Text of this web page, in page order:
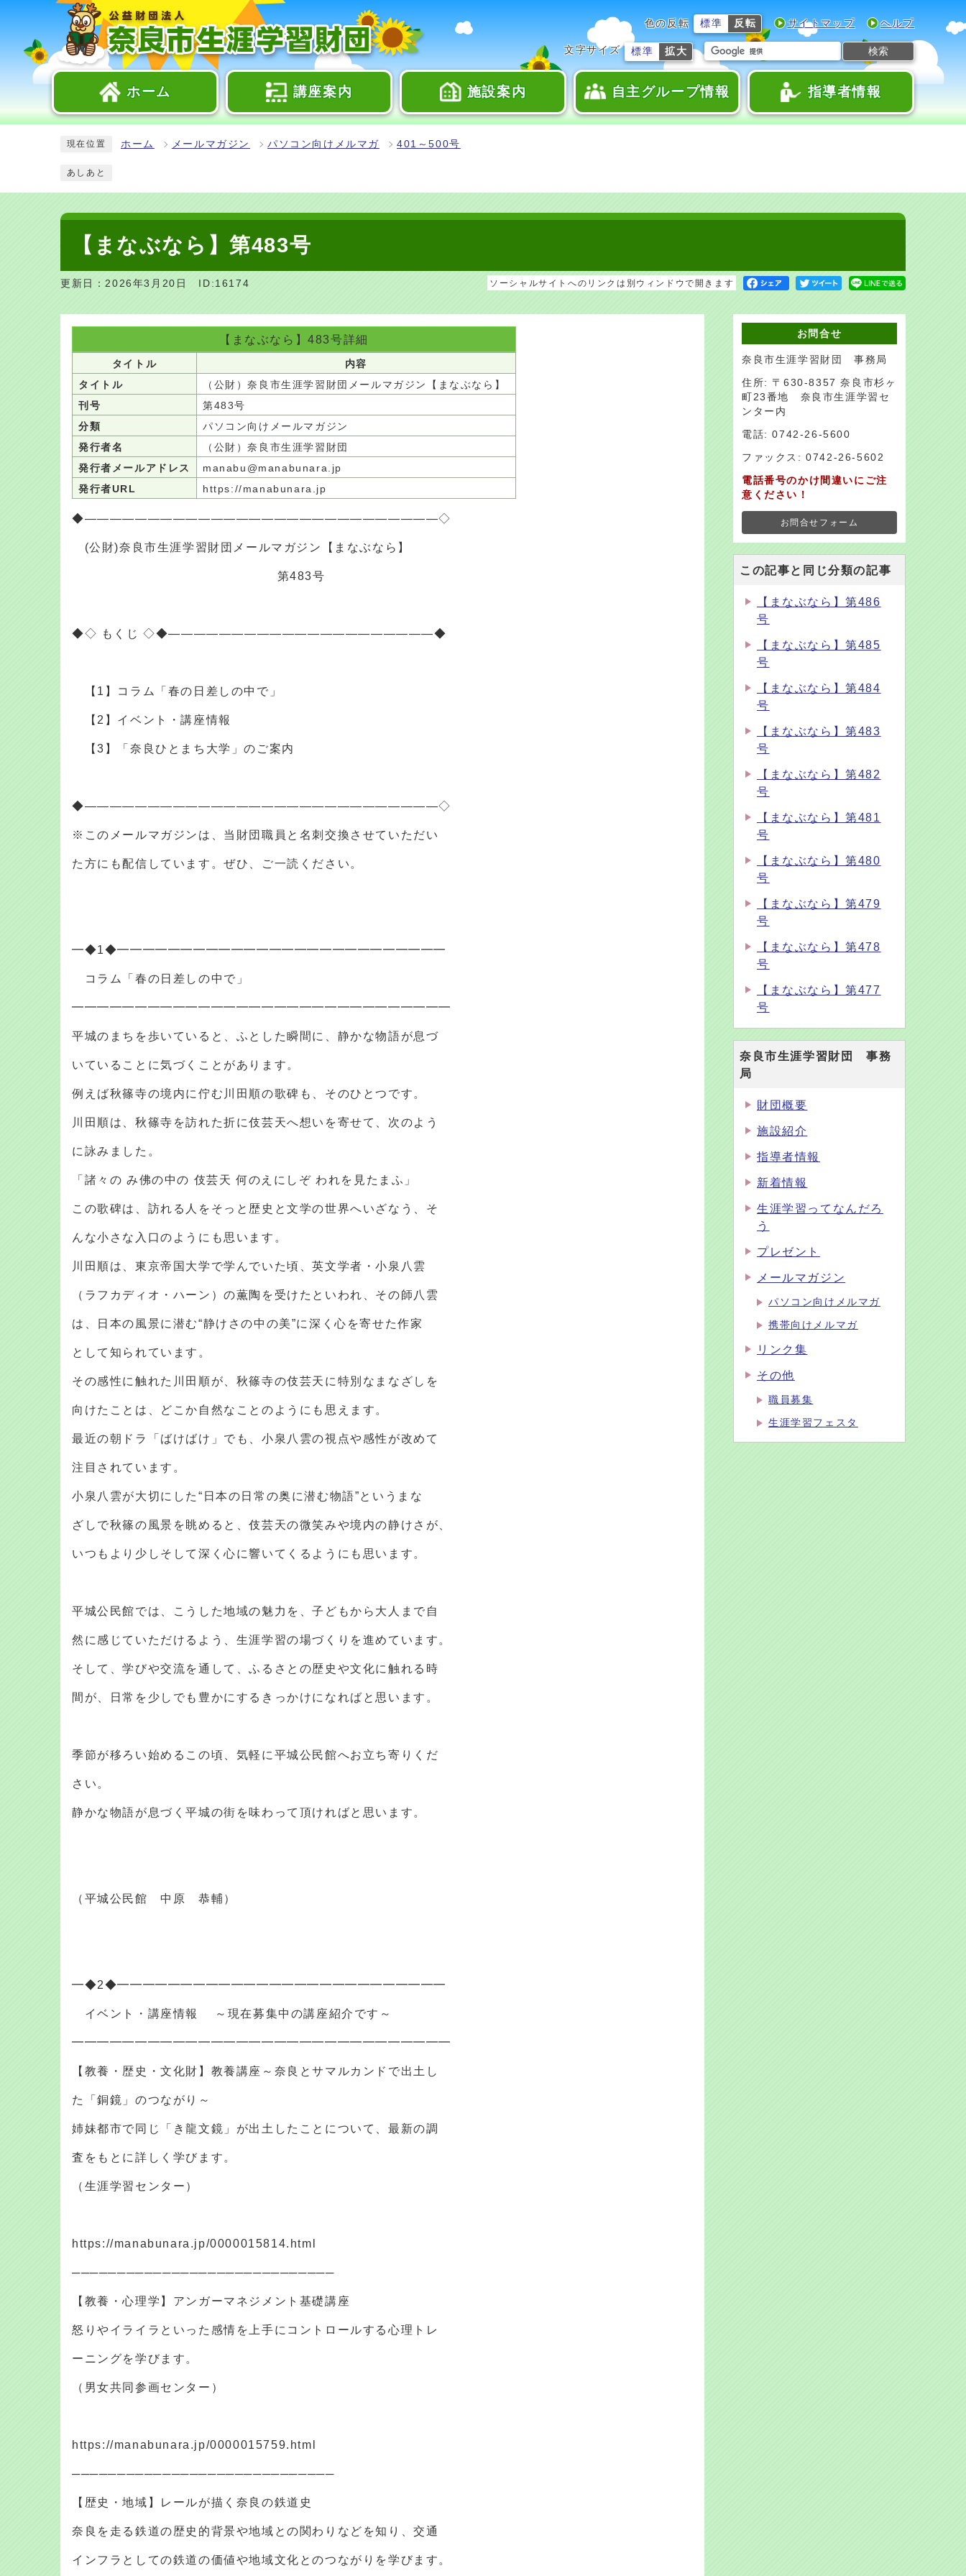
色の反転 標準 反転 サイトマップ ヘルプ
文字サイズ 標準 拡大 検索
ホーム 講座案内 施設案内 自主グループ情報 指導者情報
現在位置 ホーム メールマガジン パソコン向けメルマガ 401～500号
あしあと
【まなぶなら】第483号
更新日：2026年3月20日 ID:16174 ソーシャルサイトへのリンクは別ウィンドウで開きます
【まなぶなら】483号詳細
タイトル
内容
タイトル
（公財）奈良市生涯学習財団メールマガジン【まなぶなら】
刊号
第483号
分類
パソコン向けメールマガジン
発行者名
（公財）奈良市生涯学習財団
発行者メールアドレス
manabu@manabunara.jp
発行者URL
https://manabunara.jp
◆――――――――――――――――――――――――――――◇
(公財)奈良市生涯学習財団メールマガジン【まなぶなら】
第483号
◆◇ もくじ ◇◆―――――――――――――――――――――◆
【1】コラム「春の日差しの中で」
【2】イベント・講座情報
【3】「奈良ひとまち大学」のご案内
◆――――――――――――――――――――――――――――◇
※このメールマガジンは、当財団職員と名刺交換させていただい
た方にも配信しています。ぜひ、ご一読ください。
━◆1◆━━━━━━━━━━━━━━━━━━━━━━━━━━
コラム「春の日差しの中で」
━━━━━━━━━━━━━━━━━━━━━━━━━━━━━━
平城のまちを歩いていると、ふとした瞬間に、静かな物語が息づ
いていることに気づくことがあります。
例えば秋篠寺の境内に佇む川田順の歌碑も、そのひとつです。
川田順は、秋篠寺を訪れた折に伎芸天へ想いを寄せて、次のよう
に詠みました。
「諸々の み佛の中の 伎芸天 何のえにしぞ われを見たまふ」
この歌碑は、訪れる人をそっと歴史と文学の世界へいざなう、そ
んな小さな入口のようにも思います。
川田順は、東京帝国大学で学んでいた頃、英文学者・小泉八雲
（ラフカディオ・ハーン）の薫陶を受けたといわれ、その師八雲
は、日本の風景に潜む“静けさの中の美”に深く心を寄せた作家
として知られています。
その感性に触れた川田順が、秋篠寺の伎芸天に特別なまなざしを
向けたことは、どこか自然なことのようにも思えます。
最近の朝ドラ「ばけばけ」でも、小泉八雲の視点や感性が改めて
注目されています。
小泉八雲が大切にした“日本の日常の奥に潜む物語”というまな
ざしで秋篠の風景を眺めると、伎芸天の微笑みや境内の静けさが、
いつもより少しそして深く心に響いてくるようにも思います。
平城公民館では、こうした地域の魅力を、子どもから大人まで自
然に感じていただけるよう、生涯学習の場づくりを進めています。
そして、学びや交流を通して、ふるさとの歴史や文化に触れる時
間が、日常を少しでも豊かにするきっかけになればと思います。
季節が移ろい始めるこの頃、気軽に平城公民館へお立ち寄りくだ
さい。
静かな物語が息づく平城の街を味わって頂ければと思います。
（平城公民館 中原 恭輔）
━◆2◆━━━━━━━━━━━━━━━━━━━━━━━━━━
イベント・講座情報 ～現在募集中の講座紹介です～
━━━━━━━━━━━━━━━━━━━━━━━━━━━━━━
【教養・歴史・文化財】教養講座～奈良とサマルカンドで出土し
た「銅鏡」のつながり～
姉妹都市で同じ「き龍文鏡」が出土したことについて、最新の調
査をもとに詳しく学びます。
（生涯学習センター）
https://manabunara.jp/0000015814.html
─────────────────────────────
【教養・心理学】アンガーマネジメント基礎講座
怒りやイライラといった感情を上手にコントロールする心理トレ
ーニングを学びます。
（男女共同参画センター）
https://manabunara.jp/0000015759.html
─────────────────────────────
【歴史・地域】レールが描く奈良の鉄道史
奈良を走る鉄道の歴史的背景や地域との関わりなどを知り、交通
インフラとしての鉄道の価値や地域文化とのつながりを学びます。
お問合せ
奈良市生涯学習財団 事務局
住所: 〒630-8357 奈良市杉ヶ
町23番地 奈良市生涯学習セ
ンター内
電話: 0742-26-5600
ファックス: 0742-26-5602
電話番号のかけ間違いにご注
意ください！
お問合せフォーム
この記事と同じ分類の記事
【まなぶなら】第486
号
【まなぶなら】第485
号
【まなぶなら】第484
号
【まなぶなら】第483
号
【まなぶなら】第482
号
【まなぶなら】第481
号
【まなぶなら】第480
号
【まなぶなら】第479
号
【まなぶなら】第478
号
【まなぶなら】第477
号
奈良市生涯学習財団 事務
局
財団概要
施設紹介
指導者情報
新着情報
生涯学習ってなんだろ
う
プレゼント
メールマガジン
パソコン向けメルマガ
携帯向けメルマガ
リンク集
その他
職員募集
生涯学習フェスタ